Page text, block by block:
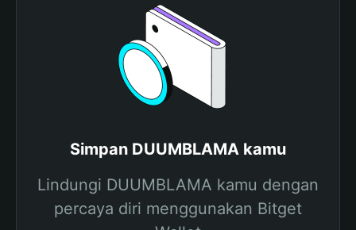
Simpan DUUMBLAMA kamu
Lindungi DUUMBLAMA kamu dengan
percaya diri menggunakan Bitget